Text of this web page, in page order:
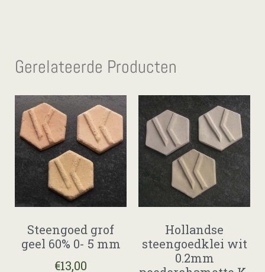
Gerelateerde Producten
Steengoed grof
geel 60% 0- 5 mm
€13,00
Hollandse
steengoedklei wit
0.2mm